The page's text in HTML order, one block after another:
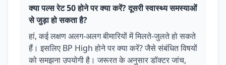
क्या पल्स रेट 50 होने पर क्या करें? दूसरी स्वास्थ्य समस्याओं
से जुड़ा हो सकता है?
हां, कई लक्षण अलग-अलग बीमारियों में मिलते-जुलते हो सकते
हैं। इसलिए BP High होने पर क्या करें? जैसे संबंधित विषयों
को समझना उपयोगी है। जरूरत के अनुसार डॉक्टर जांच,